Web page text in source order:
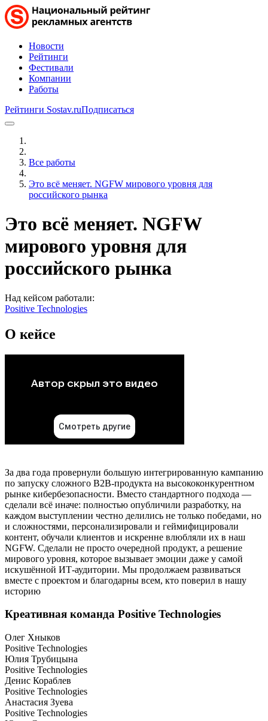
Новости
Рейтинги
Фестивали
Компании
Работы
Рейтинги Sostav.ruПодписаться
Все работы
Это всё меняет. NGFW мирового уровня для
российского рынка
Это всё меняет. NGFW
мирового уровня для
российского рынка
Над кейсом работали:
Positive Technologies
О кейсе
За два года провернули большую интегрированную кампанию
по запуску сложного B2B-продукта на высококонкурентном
рынке кибербезопасности. Вместо стандартного подхода —
сделали всё иначе: полностью опубличили разработку, на
каждом выступлении честно делились не только победами, но
и сложностями, персонализировали и геймифицировали
контент, обучали клиентов и искренне влюбляли их в наш
NGFW. Сделали не просто очередной продукт, а решение
мирового уровня, которое вызывает эмоции даже у самой
искушённой ИТ-аудитории. Мы продолжаем развиваться
вместе с проектом и благодарны всем, кто поверил в нашу
историю
Креативная команда Positive Technologies
Олег Хныков
Positive Technologies
Юлия Трубицына
Positive Technologies
Денис Кораблев
Positive Technologies
Анастасия Зуева
Positive Technologies